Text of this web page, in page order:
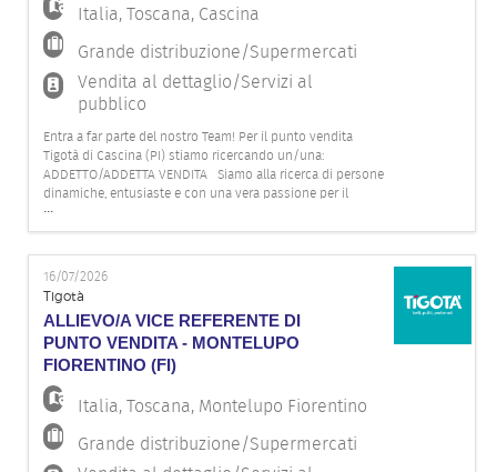
Italia,Toscana, Cascina
Grande distribuzione/Supermercati
Vendita al dettaglio/Servizi al
pubblico
Entra a far parte del nostro Team! Per il punto vendita
Tigotà di Cascina (PI) stiamo ricercando un/una:
ADDETTO/ADDETTA VENDITA Siamo alla ricerca di persone
dinamiche, entusiaste e con una vera passione per il
mondo della vendita! Se ami il contatto con il pubblico e ti
piace lavorare in squadra, in un ambiente vivace e
...
16/07/2026
Tigotà
ALLIEVO/A VICE REFERENTE DI
PUNTO VENDITA - MONTELUPO
FIORENTINO (FI)
Italia,Toscana, Montelupo Fiorentino
Grande distribuzione/Supermercati